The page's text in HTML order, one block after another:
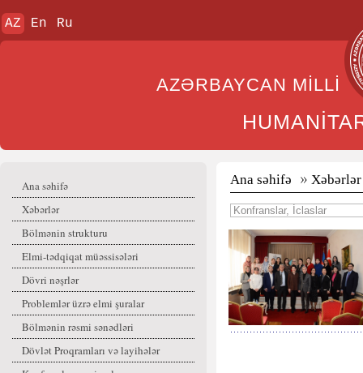
AZ En Ru
AZƏRBAYCAN
Ana səhifə
Xəbərlər
Bölmənin strukturu
Elmi-tədqiqat müəssisələri
Dövri nəşrlər
Problemlər üzrə elmi şuralar
Bölmənin rəsmi sənədləri
Dövlət Proqramları və layihələr
Ana səhifə Xəbərlər